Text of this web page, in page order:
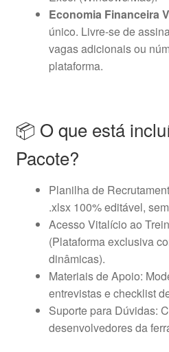
Economia Financeira
único. Livre-se de
vagas adicionais ou
plataforma.
📦 O que está
Pacote?
Planilha de
.xlsx 100% editável,
Acesso Vitalício ao
(Plataforma exclusiva
dinâmicas).
Materiais de Apoio:
entrevistas e checklist
Suporte para Dúvidas:
desenvolvedores da